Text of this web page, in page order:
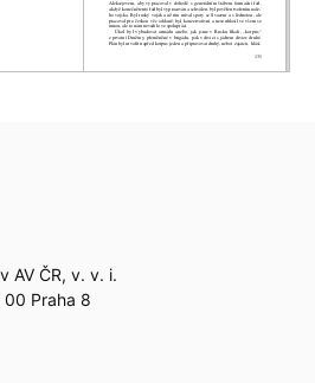
AV ČR, v. v. i.
Praha 8